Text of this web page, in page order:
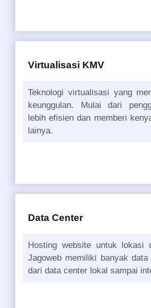
Virtualisasi KMV
Teknologi virtualisasi yang
keunggulan. Mulai dari
lebih efisien dan memberi
lainya.
Data Center
Hosting website untuk lokasi
Jagoweb memiliki banyak
dari data center lokal sampai